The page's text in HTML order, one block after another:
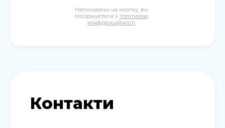
Натискаючи на кнопку, ви
погоджуєтеся з політикою
конфіденційності
Контакти